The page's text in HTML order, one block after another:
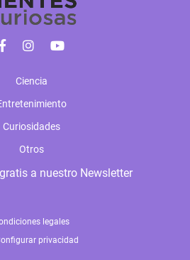
Ciencia
Curiosidades
Otros
a nuestro Newsletter
legales
privacidad